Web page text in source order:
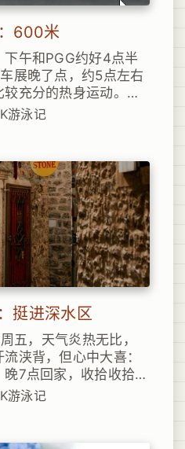
600米
午和PGG约好4点半
展晚了点，约5点左右
充分的热身运动。下
太阳大，这水温也比
到了10+的规模，无
游泳记
挺进深水区
，天气炎热无比，
浃背，但心中大喜：
7点回家，收拾收拾，
便8点30了，赶紧打
游泳记